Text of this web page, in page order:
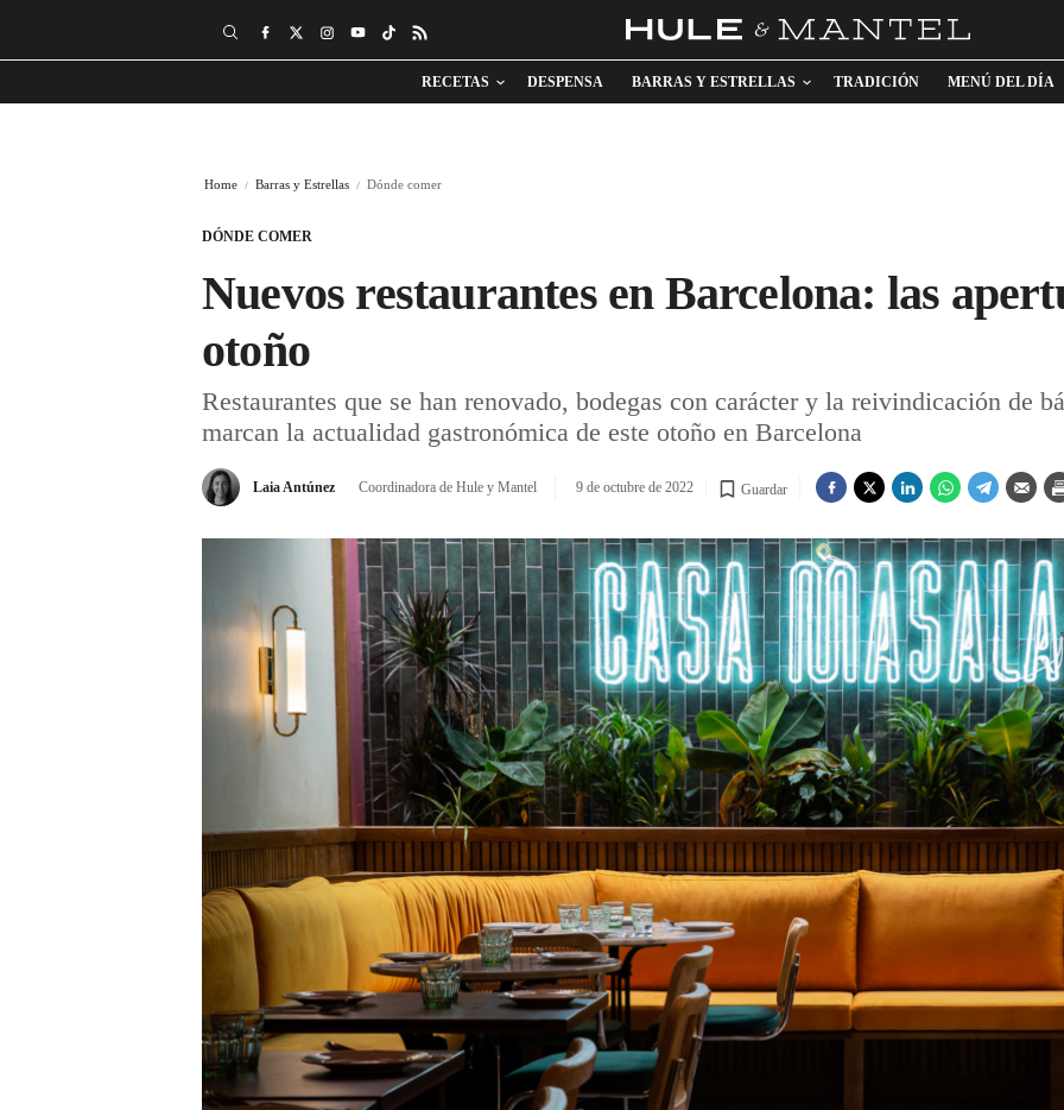
RECETAS DESPENSA BARRAS Y ESTRELLAS TRADICIÓN MENÚ DEL DÍA
Home Barras y Estrellas Dónde comer
DÓNDE COMER
Nuevos restaurantes en Barcelona: las
otoño
Restaurantes que se han renovado, bodegas con carácter y la reivindicación de
marcan la actualidad gastronómica de este otoño en Barcelona
Laia Antúnez Coordinadora de Hule y Mantel 9 de octubre de 2022 Guardar